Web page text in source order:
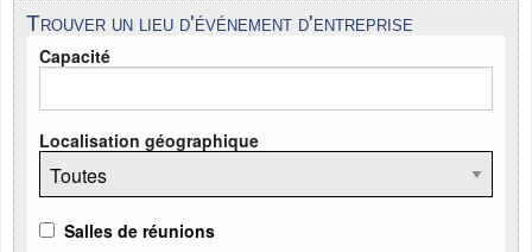
Trouver un lieu d'événement d'entreprise
Capacité
Localisation géographique
Salles de réunions